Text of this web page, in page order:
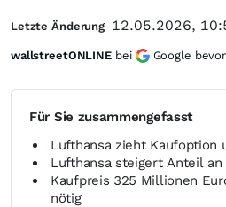
Für Sie zusammengefasst
Lufthansa zieht Kaufoption
Lufthansa steigert Anteil
Kaufpreis 325 Millionen
nötig
Letzte Änderung 12.05.2026,
wallstreetONLINE bei Google